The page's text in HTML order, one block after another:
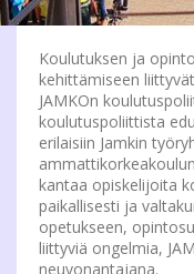
Koulutuksen ja
kehittämiseen
JAMKOn
koulutuspoliittista
erilaisiin Jamkin
kantaa opiskelijoita
paikallisesti ja
opetukseen,
liittyviä ongelmia,
neuvonantajana.